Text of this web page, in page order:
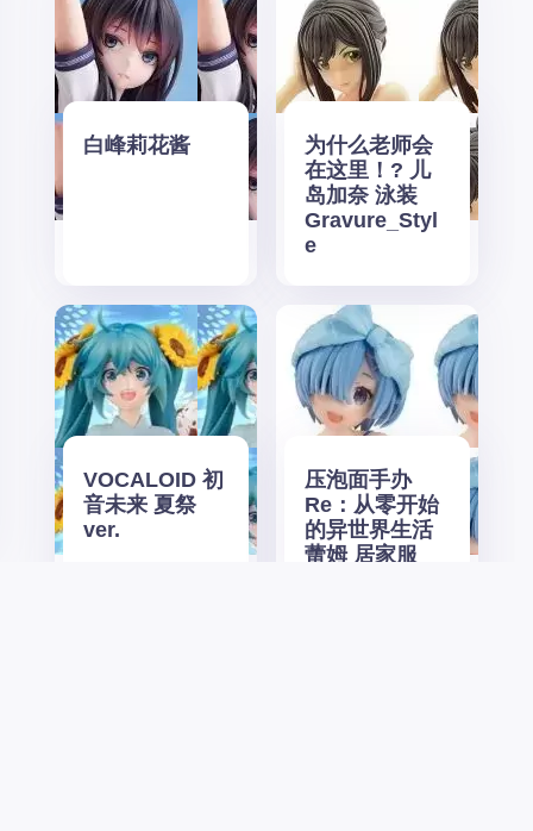
白峰莉花酱
为什么老师会
在这里！? 儿
岛加奈 泳装
Gravure_Styl
e
VOCALOID 初
音未来 夏祭
ver.
压泡面手办
Re：从零开始
的异世界生活
蕾姆 居家服